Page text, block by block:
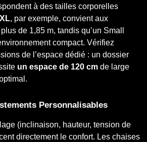
à des tailles corporelles
, par exemple, convient aux
de 1,85 m, tandis qu’un Small
compact. Vérifiez
de l’espace dédié : un dossier
un espace de 120 cm de large
Personnalisables
(inclinaison, hauteur, tension de
directement le confort. Les chaises